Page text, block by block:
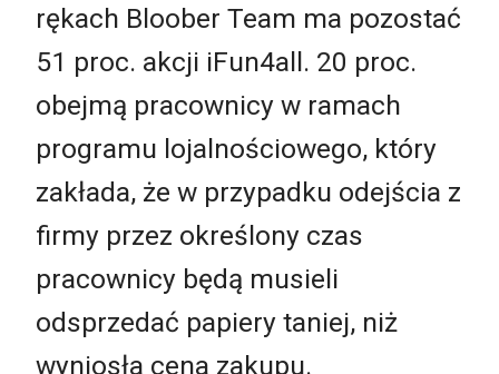
rękach Bloober Team ma pozostać
51 proc. akcji iFun4all. 20 proc.
obejmą pracownicy w ramach
programu lojalnościowego, który
zakłada, że w przypadku odejścia z
firmy przez określony czas
pracownicy będą musieli
odsprzedać papiery taniej, niż
wyniosła cena zakupu.